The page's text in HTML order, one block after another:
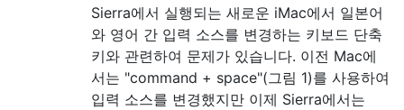
Sierra에서 실행되는 새로운 iMac에서 일본어
와 영어 간 입력 소스를 변경하는 키보드 단축
키와 관련하여 문제가 있습니다. 이전 Mac에
서는 "command + space"(그림 1)를 사용하여
입력 소스를 변경했지만 이제 Sierra에서는